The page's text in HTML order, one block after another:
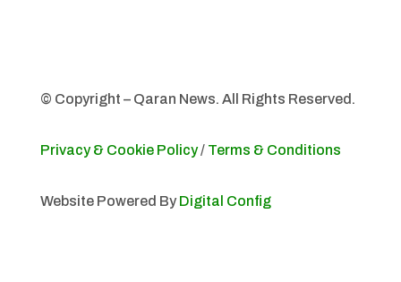
© Copyright – Qaran News. All Rights Reserved.
Privacy & Cookie Policy/ Terms & Conditions
Website Powered By Digital Config